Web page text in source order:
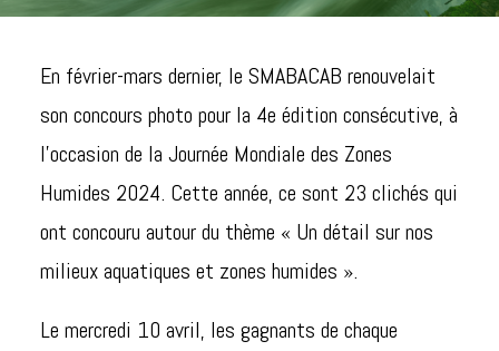
En février-mars dernier, le SMABACAB renouvelait
son concours photo pour la 4e édition consécutive, à
l’occasion de la Journée Mondiale des Zones
Humides 2024. Cette année, ce sont 23 clichés qui
ont concouru autour du thème « Un détail sur nos
milieux aquatiques et zones humides ».
Le mercredi 10 avril, les gagnants de chaque